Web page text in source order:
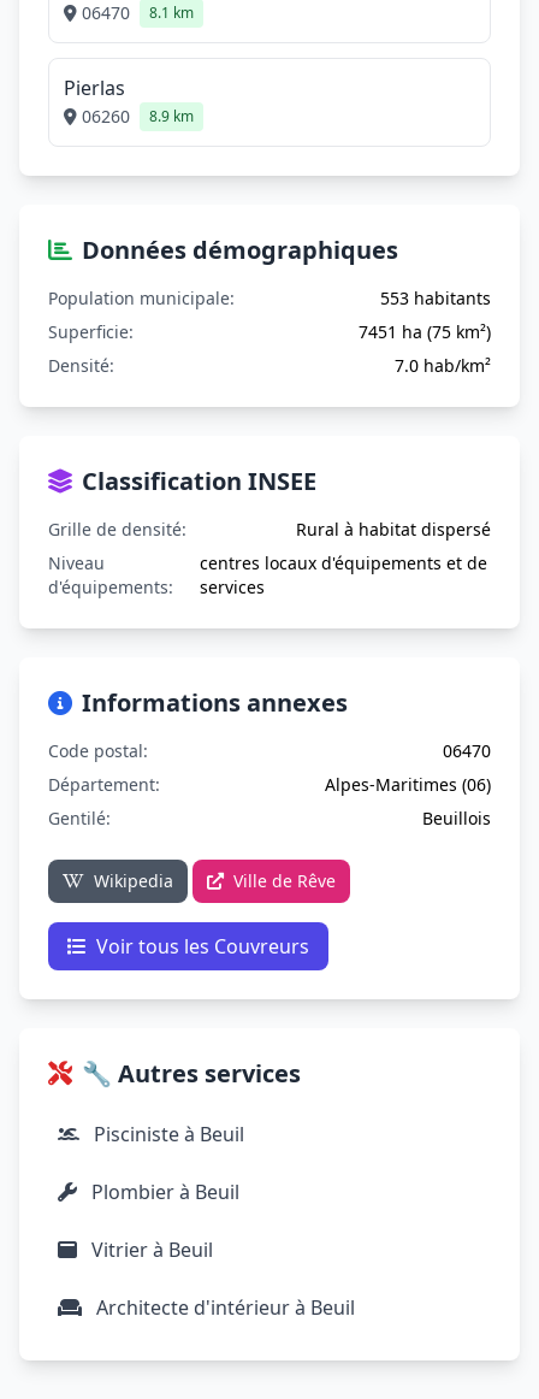
06470 8.1 km
Pierlas
06260 8.9 km
Données démographiques
Population municipale:
553 habitants
Superficie:
7451 ha (75 km²)
Densité:
7.0 hab/km²
Classification INSEE
Grille de densité:
Rural à habitat dispersé
Niveau
d'équipements:
centres locaux d'équipements et de
services
Informations annexes
Code postal:
06470
Département:
Alpes-Maritimes (06)
Gentilé:
Beuillois
Wikipedia Ville de Rêve
Voir tous les Couvreurs
🔧 Autres services
Pisciniste à Beuil
Plombier à Beuil
Vitrier à Beuil
Architecte d'intérieur à Beuil